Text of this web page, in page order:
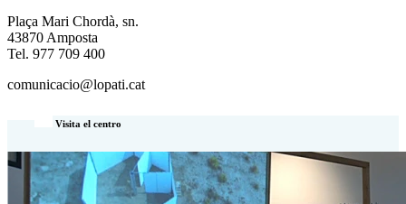
Plaça Mari Chordà, sn.
43870 Amposta
Tel. 977 709 400
comunicacio@lopati.cat
Visita el centro